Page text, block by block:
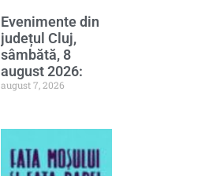
Evenimente din
județul Cluj,
sâmbătă, 8
august 2026:
august 7, 2026